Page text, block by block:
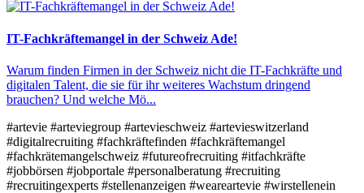
IT-Fachkräftemangel in der Schweiz Ade!
Warum finden Firmen in der Schweiz nicht die IT-Fachkräfte und
digitalen Talent, die sie für ihr weiteres Wachstum dringend
brauchen? Und welche Mö...
#artevie #arteviegroup #artevieschweiz #artevieswitzerland
#digitalrecruiting #fachkräftefinden #fachkräftemangel
#fachkrätemangelschweiz #futureofrecruiting #itfachkräfte
#jobbörsen #jobportale #personalberatung #recruiting
#recruitingexperts #stellenanzeigen #weareartevie #wirstellenein